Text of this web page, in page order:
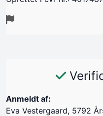
Anmeldt af:
Eva Vestergaard, 5792